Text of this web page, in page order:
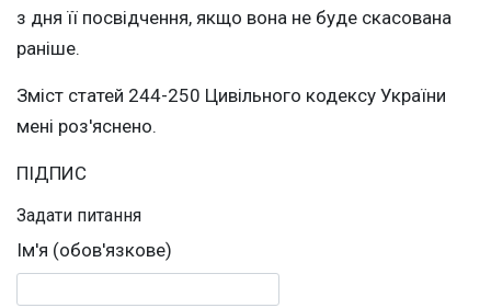
з дня її посвідчення, якщо вона не буде скасована
раніше.
Зміст статей 244-250 Цивільного кодексу України
мені роз'яснено.
ПІДПИС
Задати питання
Ім'я (обов'язкове)